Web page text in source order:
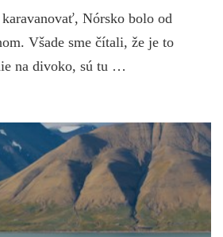
Nórsko bolo od
Všade sme čítali, že je to
na divoko, sú tu …